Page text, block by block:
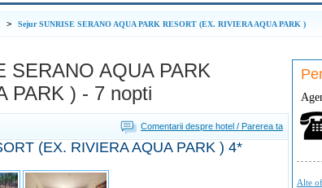
> Sejur SUNRISE SERANO AQUA PARK RESORT (EX. RIVIERA AQUA PARK )
Alte
SERANO AQUA PARK
PARK ) - 7 nopti
Comentarii despre hotel / Parerea ta
(EX. RIVIERA AQUA PARK ) 4*